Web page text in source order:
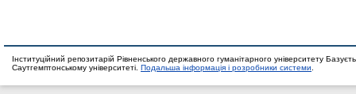
Інституційний репозитарій Рівненського державного гуманітарного університету
Саутгемптонському університеті. Подальша інформація і розробники системи